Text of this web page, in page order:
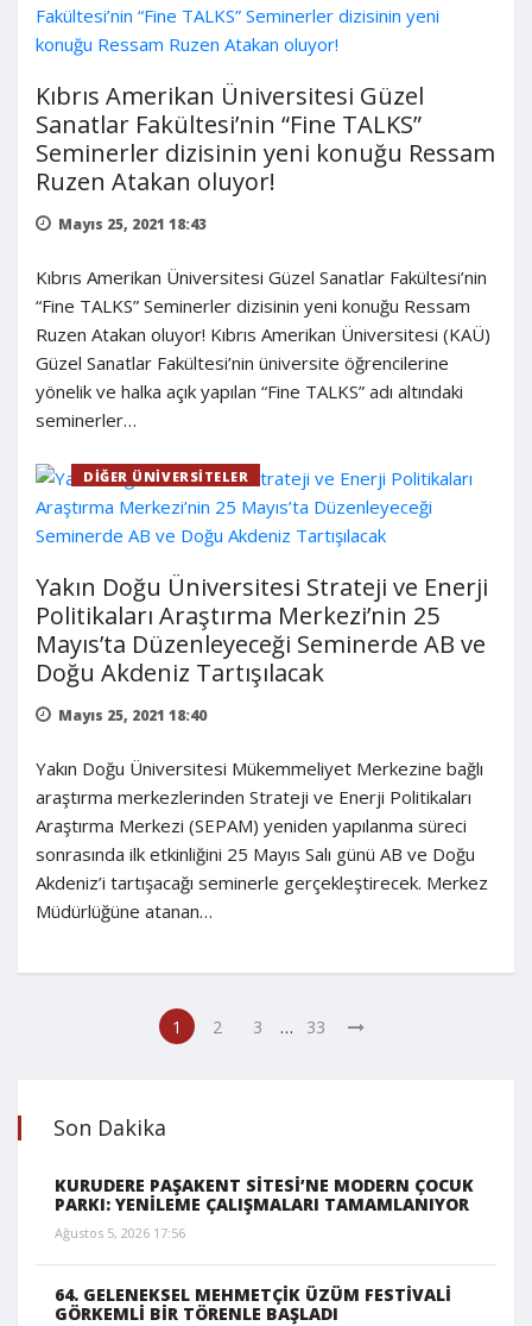
Kıbrıs Amerikan Üniversitesi Güzel
Sanatlar Fakültesi’nin “Fine TALKS”
Seminerler dizisinin yeni konuğu Ressam
Ruzen Atakan oluyor!
Mayıs 25, 2021 18:43
Kıbrıs Amerikan Üniversitesi Güzel Sanatlar Fakültesi’nin
“Fine TALKS” Seminerler dizisinin yeni konuğu Ressam
Ruzen Atakan oluyor! Kıbrıs Amerikan Üniversitesi (KAÜ)
Güzel Sanatlar Fakültesi’nin üniversite öğrencilerine
yönelik ve halka açık yapılan “Fine TALKS” adı altındaki
seminerler…
DIĞER ÜNIVERSITELER
Yakın Doğu Üniversitesi Strateji ve Enerji
Politikaları Araştırma Merkezi’nin 25
Mayıs’ta Düzenleyeceği Seminerde AB ve
Doğu Akdeniz Tartışılacak
Mayıs 25, 2021 18:40
Yakın Doğu Üniversitesi Mükemmeliyet Merkezine bağlı
araştırma merkezlerinden Strateji ve Enerji Politikaları
Araştırma Merkezi (SEPAM) yeniden yapılanma süreci
sonrasında ilk etkinliğini 25 Mayıs Salı günü AB ve Doğu
Akdeniz’i tartışacağı seminerle gerçekleştirecek. Merkez
Müdürlüğüne atanan…
1 2 3 … 33
Son Dakika
KURUDERE PAŞAKENT SİTESİ’NE MODERN ÇOCUK
PARKI: YENİLEME ÇALIŞMALARI TAMAMLANIYOR
Ağustos 5, 2026 17:56
64. GELENEKSEL MEHMETÇİK ÜZÜM FESTİVALİ
GÖRKEMLİ BİR TÖRENLE BAŞLADI